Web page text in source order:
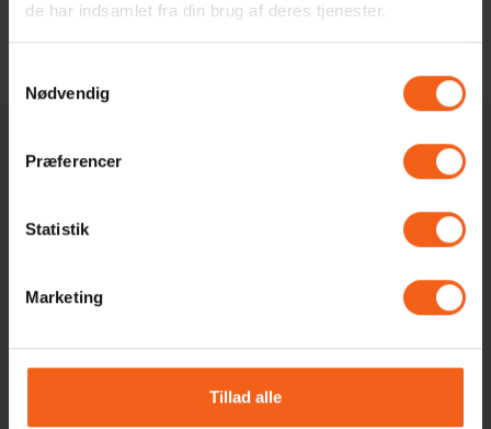
de har indsamlet fra din brug af deres tjenester.
Nødvendig
Præferencer
Statistik
Marketing
Tillad alle
Hvad koster en varmepumpe?
Vi svarer inden for 24 timer på hverdage
Kontakt